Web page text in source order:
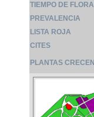
TIEMPO DE
PREVALENCIA
LISTA ROJA
CITES
PLANTAS